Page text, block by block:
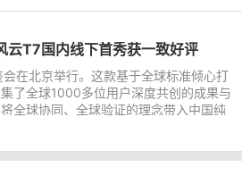
云T7国内线下首秀获一致好评
在北京举行。这款基于全球标准倾心打
了全球1000多位用户深度共创的成果与
全球协同、全球验证的理念带入中国纯